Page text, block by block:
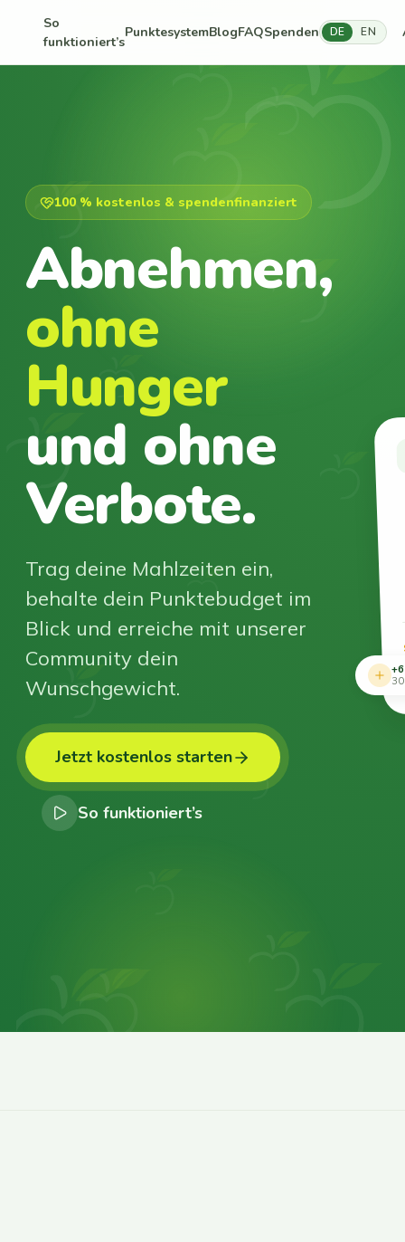
So
funktioniert’s
PunktesystemBlogFAQSpenden DE EN
100 % kostenlos & spendenfinanziert
Abnehmen,
ohne
Hunger
und ohne
Verbote.
Trag deine Mahlzeiten ein,
behalte dein Punktebudget im
Blick und erreiche mit unserer
Community dein
Wunschgewicht.
Jetzt kostenlos starten
So funktioniert’s